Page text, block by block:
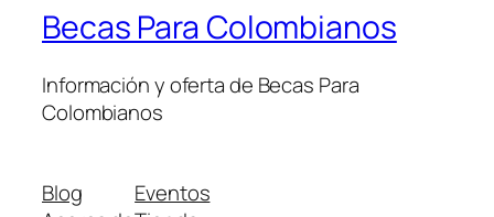
Becas Para Colombianos
Información y oferta de Becas Para
Colombianos
Blog
Eventos